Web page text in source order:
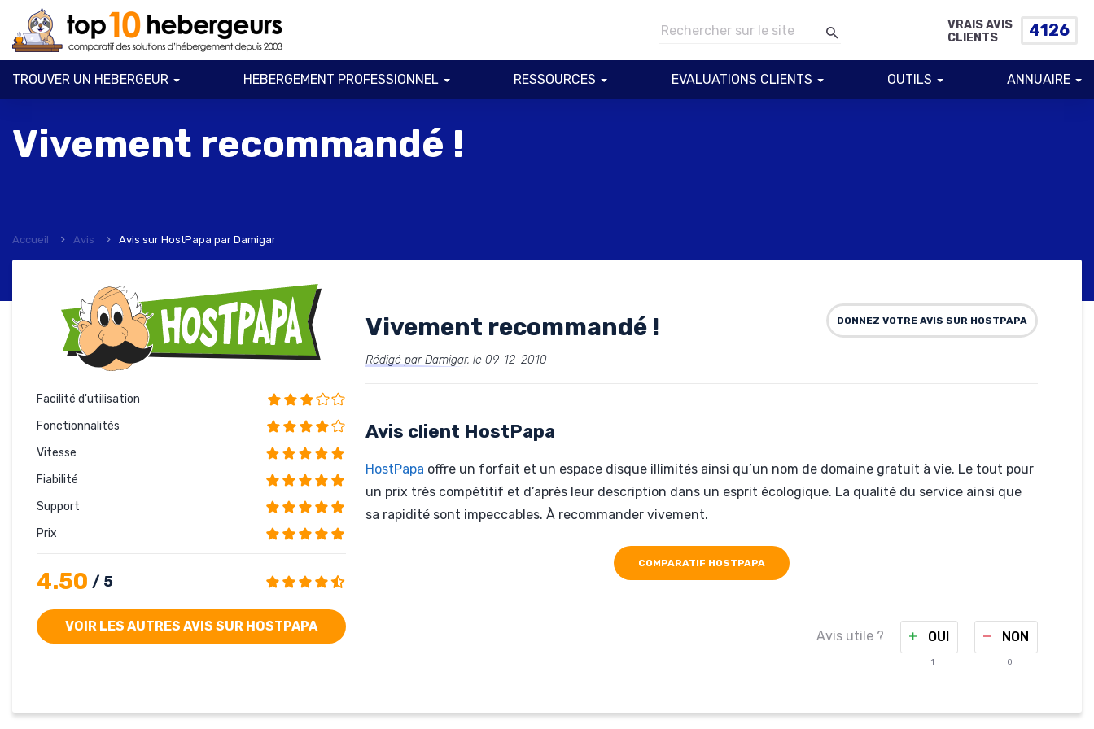
VRAIS AVIS
CLIENTS
4126
TROUVER UN HEBERGEUR HEBERGEMENT PROFESSIONNEL RESSOURCES EVALUATIONS CLIENTS OUTILS ANNUAIRE
Vivement recommandé !
Accueil Avis Avis sur HostPapa par Damigar
Facilité d'utilisation
Fonctionnalités
Vitesse
Fiabilité
Support
Prix
4.50 / 5
VOIR LES AUTRES AVIS SUR HOSTPAPA
Vivement recommandé !
Rédigé par Damigar, le 09-12-2010
DONNEZ VOTRE AVIS SUR HOSTPAPA
Avis client HostPapa
HostPapa offre un forfait et un espace disque illimités ainsi qu’un nom de domaine gratuit à vie. Le tout pour
un prix très compétitif et d’après leur description dans un esprit écologique. La qualité du service ainsi que
sa rapidité sont impeccables. À recommander vivement.
COMPARATIF HOSTPAPA
Avis utile ? OUI
1
NON
0